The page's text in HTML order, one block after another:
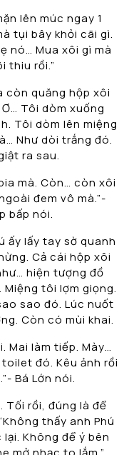
lên múc ngay 1
tụi bây khỏi cãi gì.
nó… Mua xôi gì mà
thiu rồi.”
còn quăng hộp xôi
Tôi dòm xuống
Tôi dòm lên miệng
Như dòi trắng đó.
ra sau.
mà. Còn… còn xôi
đem vô mà.”-
bấp nói.
ấy lấy tay sờ quanh
Cả cái hộp xôi
hiện tượng đồ
tôi lợm giọng.
sao đó. Lúc nuốt
Còn có mùi khai.
Mai làm tiếp. Mày…
đó. Kêu ảnh rồi
Bá Lớn nói.
Tối rồi, đúng là để
thấy anh Phú
Không để ý bên